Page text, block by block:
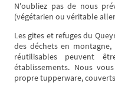
N'oubliez pas de nous
(végétarien ou véritable
Les gites et refuges du
des déchets en
réutilisables peuvent
établissements. Nous
propre tupperware,